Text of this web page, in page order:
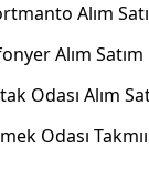
Alım
Alım Satım
Odası Alım
Odası